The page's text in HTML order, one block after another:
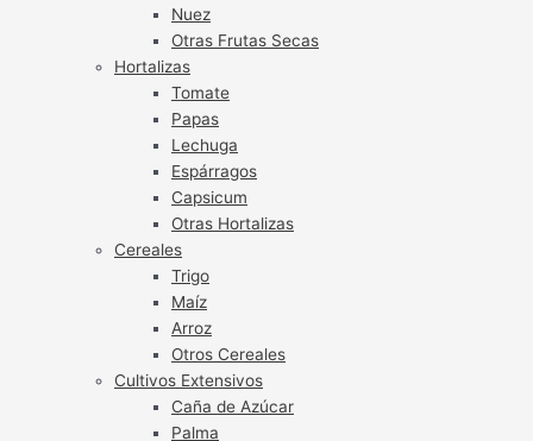
Nuez
Otras Frutas Secas
Hortalizas
Tomate
Papas
Lechuga
Espárragos
Capsicum
Otras Hortalizas
Cereales
Trigo
Maíz
Arroz
Otros Cereales
Cultivos Extensivos
Caña de Azúcar
Palma